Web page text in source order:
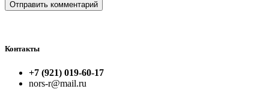
Контакты
+7 (921) 019-60-17
nors-r@mail.ru